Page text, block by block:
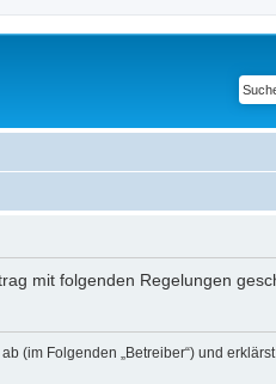
mit folgenden Regelungen
(im Folgenden „Betreiber“) und